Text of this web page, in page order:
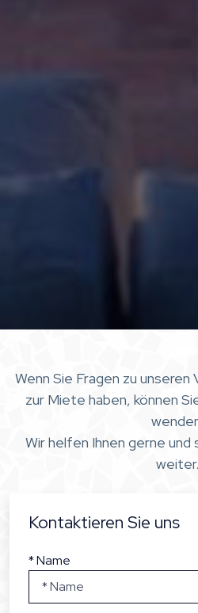
Wenn Sie Fragen zu
zur Miete haben, können
Wir helfen Ihnen gerne und
weiter.
Kontaktieren Sie uns
* Name